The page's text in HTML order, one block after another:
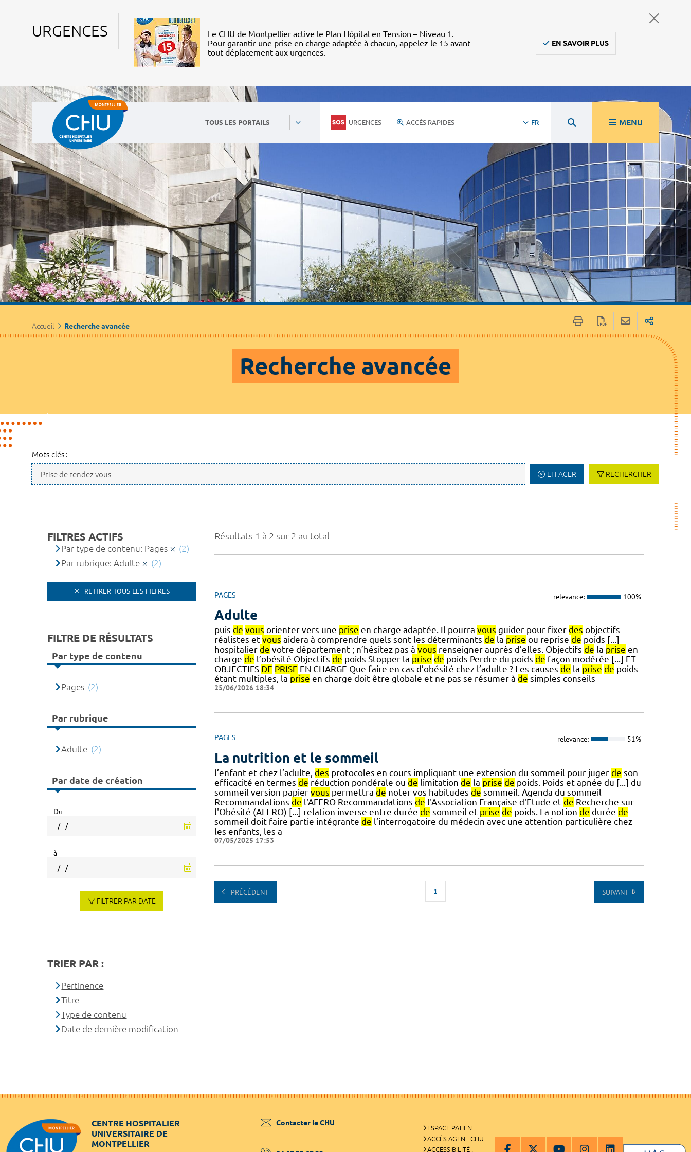
URGENCES
Le CHU de Montpellier active le Plan Hôpital en Tension – Niveau 1.
Pour garantir une prise en charge adaptée à chacun, appelez le 15 avant
tout déplacement aux urgences.
EN SAVOIR PLUS
TOUS LES PORTAILS URGENCES ACCÈS RAPIDES FR MENU
Accueil Recherche avancée
Recherche avancée
Mots-clés :
EFFACER RECHERCHER
Résultats 1 à 2 sur 2 au total
PAGES relevance: 100%
Adulte
puis de vous orienter vers une prise en charge adaptée. Il pourra vous guider pour fixer des objectifs
réalistes et vous aidera à comprendre quels sont les déterminants de la prise ou reprise de poids [...]
hospitalier de votre département ; n’hésitez pas à vous renseigner auprès d’elles. Objectifs de la prise en
charge de l’obésité Objectifs de poids Stopper la prise de poids Perdre du poids de façon modérée [...] ET
OBJECTIFS DE PRISE EN CHARGE Que faire en cas d’obésité chez l’adulte ? Les causes de la prise de poids
étant multiples, la prise en charge doit être globale et ne pas se résumer à de simples conseils
25/06/2026 18:34
PAGES relevance: 51%
La nutrition et le sommeil
l’enfant et chez l’adulte, des protocoles en cours impliquant une extension du sommeil pour juger de son
efficacité en termes de réduction pondérale ou de limitation de la prise de poids. Poids et apnée du [...] du
sommeil version papier vous permettra de noter vos habitudes de sommeil. Agenda du sommeil
Recommandations de l'AFERO Recommandations de l'Association Française d'Etude et de Recherche sur
l'Obésité (AFERO) [...] relation inverse entre durée de sommeil et prise de poids. La notion de durée de
sommeil doit faire partie intégrante de l’interrogatoire du médecin avec une attention particulière chez
les enfants, les a
07/05/2025 17:53
PRÉCÉDENT 1 SUIVANT
FILTRES ACTIFS
Par type de contenu: Pages
(2)
Par rubrique: Adulte
(2)
RETIRER TOUS LES FILTRES
FILTRE DE RÉSULTATS
Par type de contenu
Pages (2)
Par rubrique
Adulte (2)
Par date de création
Du
à
FILTRER PAR DATE
TRIER PAR :
Pertinence
Titre
Type de contenu
Date de dernière modification
CENTRE HOSPITALIER
UNIVERSITAIRE DE
MONTPELLIER
Contacter le CHU
ESPACE PATIENT
ACCÈS AGENT CHU
ACCESSIBILITÉ :